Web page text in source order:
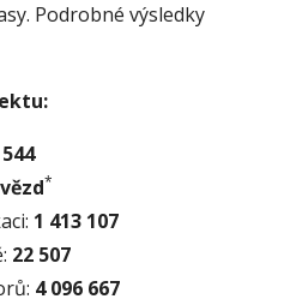
Podrobné výsledky
*
1 413 107
22 507
4 096 667